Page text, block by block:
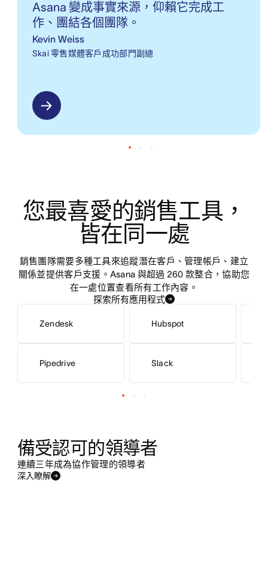
Asana 變成事實來源，仰賴它完成工
作、團結各個團隊。
Kevin Weiss
Skai 零售媒體客戶成功部門副總
您最喜愛的銷售工具，
皆在同一處
銷售團隊需要多種工具來追蹤潛在客戶、管理帳戶、建立
關係並提供客戶支援。Asana 與超過 260 款整合，協助您
在一處位置查看所有工作內容。
探索所有應用程式
Zendesk
Pipedrive
Hubspot
Slack
備受認可的領導者
連續三年成為協作管理的領導者
深入瞭解